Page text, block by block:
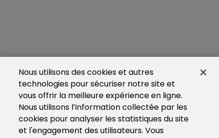
Nous utilisons des cookies et autres
technologies pour sécuriser notre site et
vous offrir la meilleure expérience en ligne.
Nous utilisons l’information collectée par les
cookies pour analyser les statistiques du site
et l'engagement des utilisateurs. Vous